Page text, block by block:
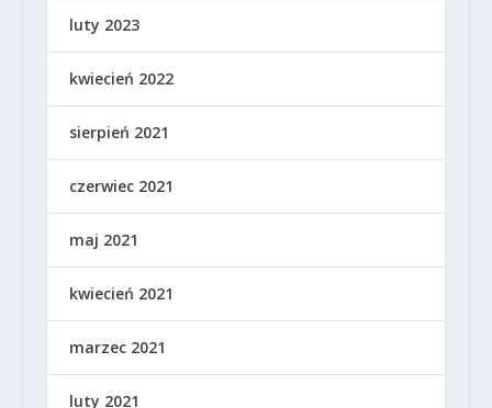
luty 2023
kwiecień 2022
sierpień 2021
czerwiec 2021
maj 2021
kwiecień 2021
marzec 2021
luty 2021